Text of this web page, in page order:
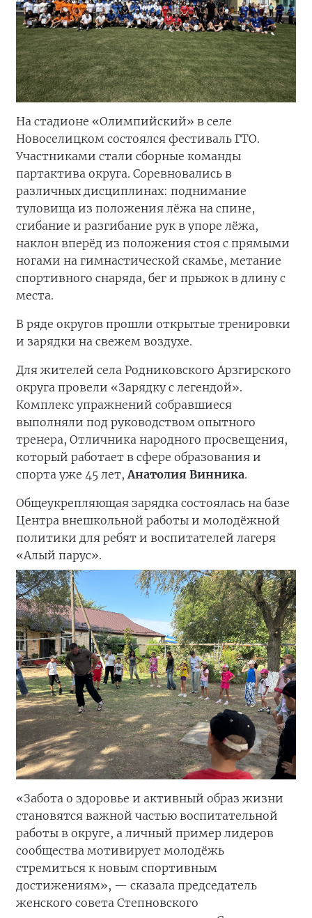
На стадионе «Олимпийский» в селе
Новоселицком состоялся фестиваль ГТО.
Участниками стали сборные команды
партактива округа. Соревновались в
различных дисциплинах: поднимание
туловища из положения лёжа на спине,
сгибание и разгибание рук в упоре лёжа,
наклон вперёд из положения стоя с прямыми
ногами на гимнастической скамье, метание
спортивного снаряда, бег и прыжок в длину с
места.
В ряде округов прошли открытые тренировки
и зарядки на свежем воздухе.
Для жителей села Родниковского Арзгирского
округа провели «Зарядку с легендой».
Комплекс упражнений собравшиеся
выполняли под руководством опытного
тренера, Отличника народного просвещения,
который работает в сфере образования и
спорта уже 45 лет, Анатолия Винника.
Общеукрепляющая зарядка состоялась на базе
Центра внешкольной работы и молодёжной
политики для ребят и воспитателей лагеря
«Алый парус».
«Забота о здоровье и активный образ жизни
становятся важной частью воспитательной
работы в округе, а личный пример лидеров
сообщества мотивирует молодёжь
стремиться к новым спортивным
достижениям», — сказала председатель
женского совета Степновского